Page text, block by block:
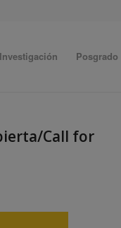
Investigación Posgrado
Call for